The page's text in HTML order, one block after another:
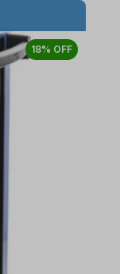
18% OFF